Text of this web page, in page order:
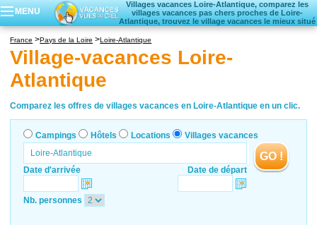
MENU
Villages vacances Loire-Atlantique, comparez les
villages vacances pas chers proches de Loire-
Atlantique, trouvez le village vacances le mieux situé
Locations vacances
France Pays de la Loire Loire-Atlantique
Village-vacances Loire-
Atlantique
Comparez les offres de villages vacances en Loire-Atlantique en un clic.
Campings Hôtels Locations Villages vacances
Date d'arrivée Date de départ
GO !
Nb. personnes